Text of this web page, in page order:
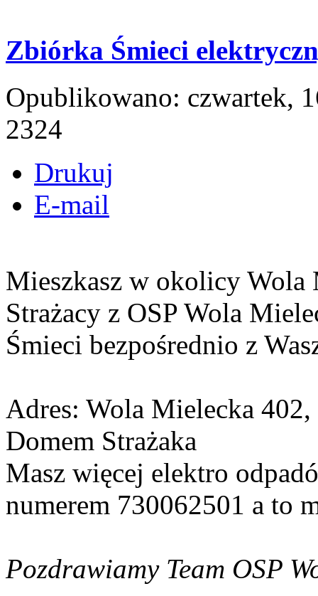
Zbiórka Śmieci
Opublikowano: czwartek,
2324
Drukuj
E-mail
Mieszkasz w okolicy Wola
Strażacy z OSP Wola
Śmieci bezpośrednio z
Adres: Wola Mielecka 402,
Domem Strażaka
Masz więcej elektro
numerem 730062501 a to
Pozdrawiamy Team OSP